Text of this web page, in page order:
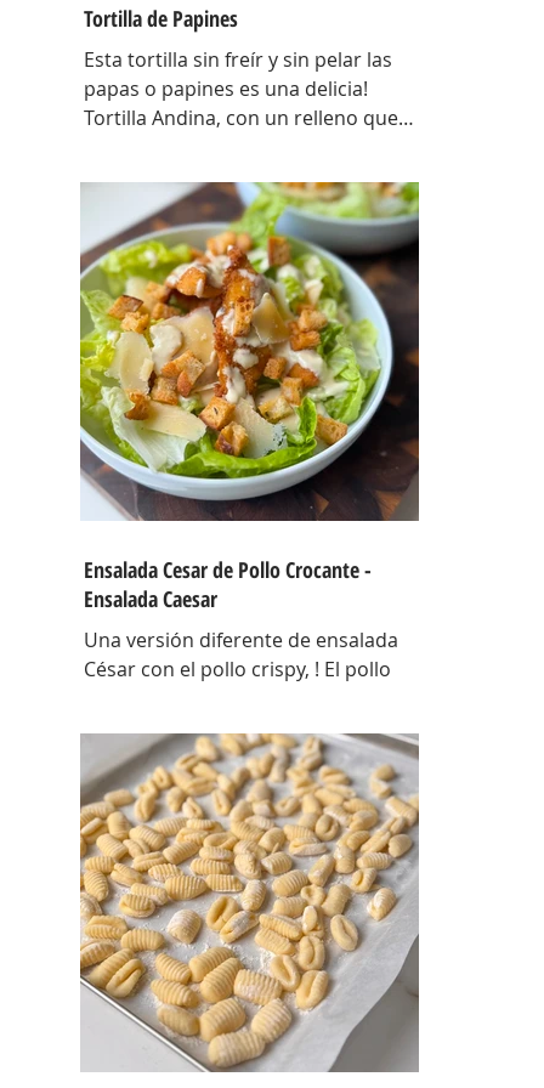
Tortilla de Papines
Esta tortilla sin freír y sin pelar las
papas o papines es una delicia!
Tortilla Andina, con un relleno que
con las papas! INGREDIENTES
Papines hervidos con piel 800 gr,
cebolla salteada 200 gr, diente de ajo
picado 1 u, huevos 6, perejil picado 2
cda, sal c/n, pimienta c/n y queso
feta desmenuzado o queso
mantecoso 100 gr. PREPARACION
Hervir los papines con piel hasta que
estén cocidos. En una sartén com un
poquito de aceite de oliva coloc
Ensalada Cesar de Pollo Crocante -
Ensalada Caesar
Una versión diferente de ensalada
César con el pollo crispy, ! El pollo
para llevarlo al trabajo y picotear a
cualquier hora del día, los croutons
para otras ensaladas y el aderezo
que explota de sabor para levantar
cualquier plato! INGREDIENTES Para
el pollo: pechuga de pollo 2 u,
huevos 2 u, curry , pimienta negra
c/n, sal c/n, pan rallado y semillas de
sesamo Para el aderezo: Mostaza 1
cdta, dientes de ajo 1 u, salsa inglesa
1 cdta, ju